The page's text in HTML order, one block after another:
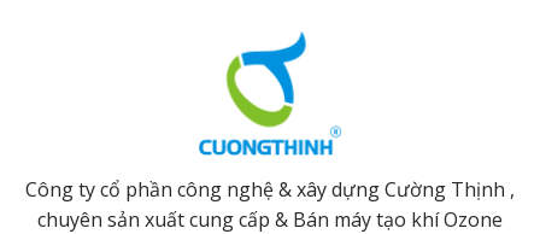
Công ty cổ phần công nghệ & xây dựng Cường Thịnh ,
chuyên sản xuất cung cấp & Bán máy tạo khí Ozone